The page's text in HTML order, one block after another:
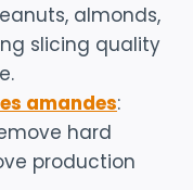
almonds,
slicing quality
amandes:
hard
production